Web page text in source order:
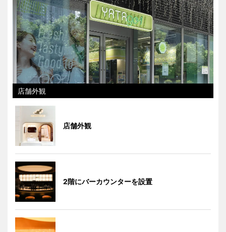
店舗外観
店舗外観
2階にバーカウンターを設置